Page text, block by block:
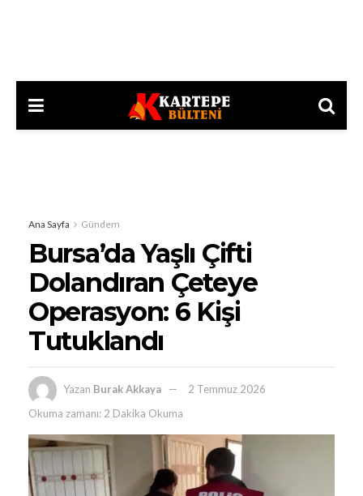
Ana Sayfa Gündem
Bursa’da Yaşlı Çifti
Dolandıran Çeteye
Operasyon: 6 Kişi
Tutuklandı
Yazan Burak Akkaya
2 Temmuz 2026
Okuma zamanı: 2 Dakika Okuma